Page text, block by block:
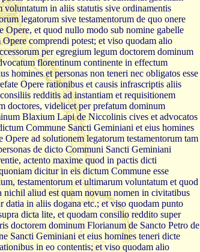
voluntatum in aliis statutis sive ordinamentis
legatorum sive testamentorum de quo onere
Opere, et quod nullo modo sub nomine gabelle
comprendi potest; et viso quodam alio
per egregium legum doctorem dominum
florentinum continente in effectum
homines et personas non teneri nec obligatos esse
Opere rationibus et causis infrascriptis aliis
redditis ad instantiam et requisitionem
doctores, videlicet per prefatum dominum
Blaxium Lapi de Niccolinis cives et advocatos
Commune Sancti Geminiani et eius homines
Opere ad solutionem legatorum testamentorum tam
de dicto Communi Sancti Geminiani
actento maxime quod in pactis dicti
dicitur in eis dictum Commune esse
testamentorum et ultimarum voluntatum et quod
nichil aliud est quam novum nomen in civitatibus
in aliis dogana etc.; et viso quodam punto
dicta lite, et quodam consilio reddito super
doctorem dominum Florianum de Sancto Petro de
Sancti Geminiani et eius homines teneri dicte
in eo contentis; et viso quodam alio